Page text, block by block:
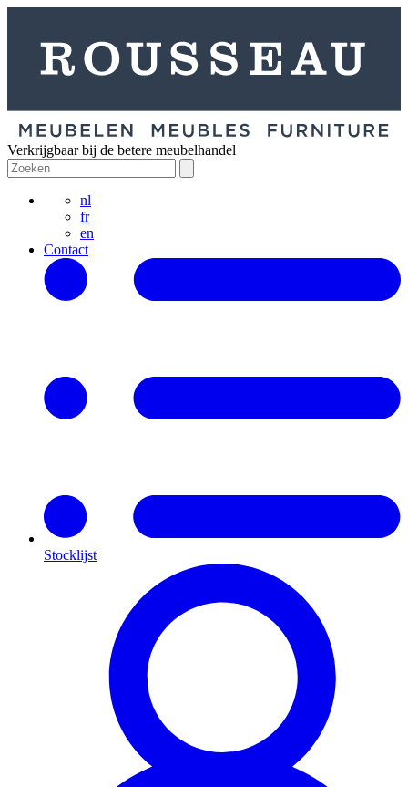
Verkrijgbaar bij de betere meubelhandel
nl
fr
en
Contact
Stocklijst